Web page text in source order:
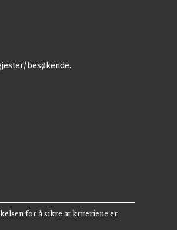
besøkende.
for å sikre at kriteriene er